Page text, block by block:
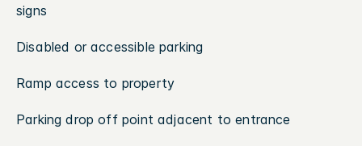
signs
Disabled or accessible parking
Ramp access to property
Parking drop off point adjacent to entrance